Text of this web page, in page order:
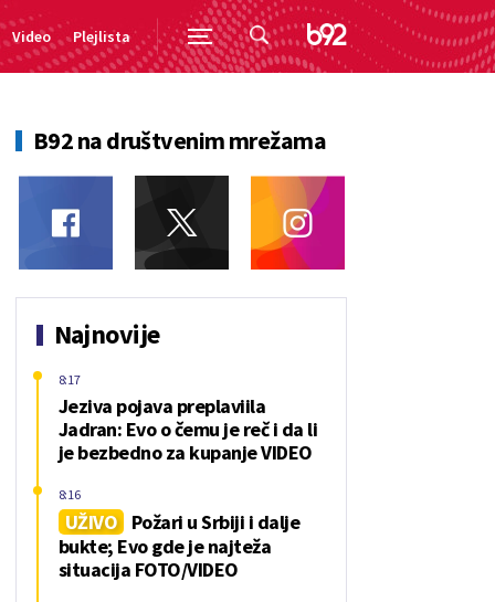
Video Plejlista
B92 na društvenim mrežama
Najnovije
Jeziva pojava preplaviila
Jadran: Evo o čemu je reč i da li
je bezbedno za kupanje VIDEO
8:17
UŽIVO
Požari u Srbiji i dalje
bukte; Evo gde je najteža
situacija FOTO/VIDEO
8:16